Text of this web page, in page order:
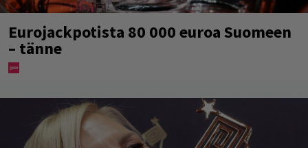
Eurojackpotista 80 000 euroa Suomeen
– tänne